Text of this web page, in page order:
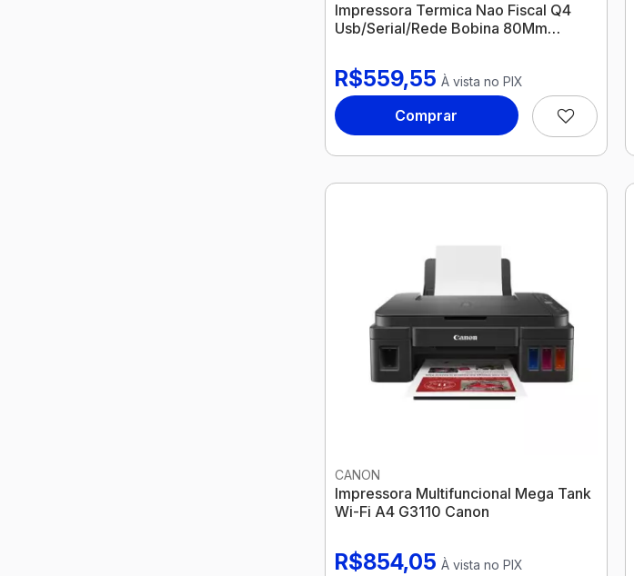
Impressora Termica Nao Fiscal Q4
Usb/Serial/Rede Bobina 80Mm
R$559,55 À vista no PIX
Comprar
CANON
Impressora Multifuncional Mega Tank
Wi-Fi A4 G3110 Canon
R$854,05 À vista no PIX